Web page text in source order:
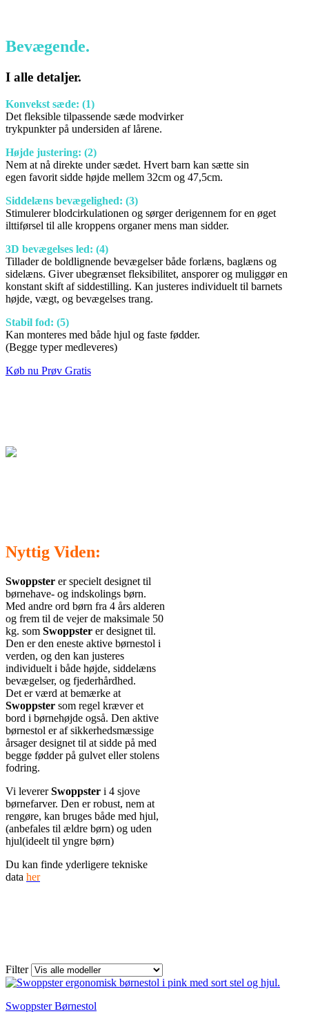
Bevægende.
I alle detaljer.
Konvekst sæde: (1)
Det fleksible tilpassende sæde modvirker
trykpunkter på undersiden af lårene.
Højde justering: (2)
Nem at nå direkte under sædet. Hvert barn kan sætte sin
egen favorit sidde højde mellem 32cm og 47,5cm.
Siddelæns bevægelighed: (3)
Stimulerer blodcirkulationen og sørger derigennem for en øget
ilttiførsel til alle kroppens organer mens man sidder.
3D bevægelses led: (4)
Tillader de boldlignende bevægelser både forlæns, baglæns og
sidelæns. Giver ubegrænset fleksibilitet, ansporer og muliggør en
konstant skift af siddestilling. Kan justeres individuelt til barnets
højde, vægt, og bevægelses trang.
Stabil fod: (5)
Kan monteres med både hjul og faste fødder.
(Begge typer medleveres)
Køb nu Prøv Gratis
Nyttig Viden:
Swoppster er specielt designet til
børnehave- og indskolings børn.
Med andre ord børn fra 4 års alderen
og frem til de vejer de maksimale 50
kg. som Swoppster er designet til.
Den er den eneste aktive børnestol i
verden, og den kan justeres
individuelt i både højde, siddelæns
bevægelser, og fjederhårdhed.
Det er værd at bemærke at
Swoppster som regel kræver et
bord i børnehøjde også. Den aktive
børnestol er af sikkerhedsmæssige
årsager designet til at sidde på med
begge fødder på gulvet eller stolens
fodring.
Vi levererSwoppster i 4 sjove
børnefarver. Den er robust, nem at
rengøre, kan bruges både med hjul,
(anbefales til ældre børn) og uden
hjul(ideelt til yngre børn)
Du kan finde yderligere tekniske
data her
Filter
Swoppster Børnestol